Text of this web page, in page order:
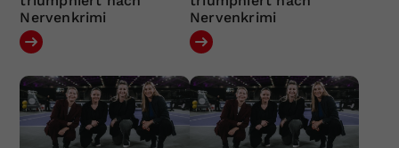
Nervenkrimi
Nervenkrimi